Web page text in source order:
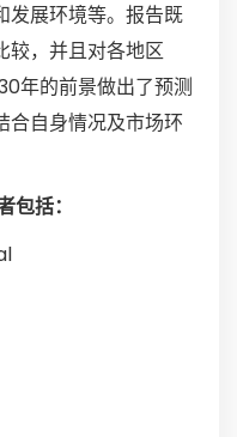
发展环境等。报告既
较，并且对各地区
年的前景做出了预测
合自身情况及市场环
包括：